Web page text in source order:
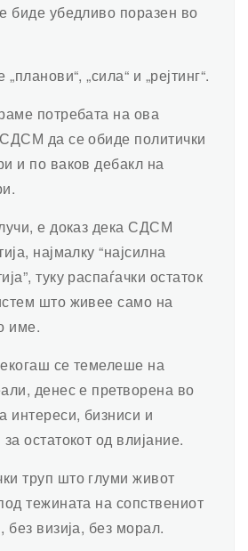
биде убедливо поразен во
„сила“ и „рејтинг“.
потребата на ова
да се обиде политички
и по ваков дебакл на
е доказ дека СДСМ
најмалку “најсилна
туку распаѓачки остаток
што живее само на
име.
се темелеше на
денес е претворена во
интереси, бизниси и
остатокот од влијание.
труп што глуми живот
тежината на сопствениот
без визија, без морал.